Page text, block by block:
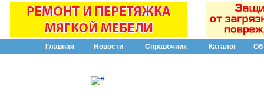
Главная Новости Справочник Каталог